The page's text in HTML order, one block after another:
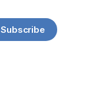
Subscribe